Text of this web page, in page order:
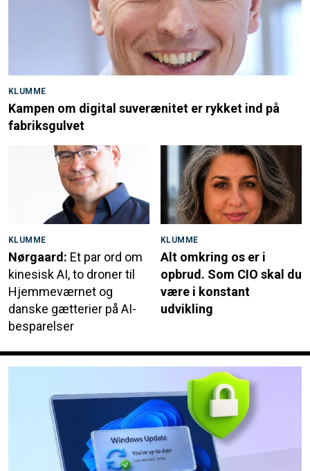
KLUMME
Kampen om digital suverænitet er rykket ind på
fabriksgulvet
KLUMME
Nørgaard: Et par ord om
kinesisk AI, to droner til
Hjemmeværnet og
danske gætterier på AI-
besparelser
KLUMME
Alt omkring os er i
opbrud. Som CIO skal du
være i konstant
udvikling